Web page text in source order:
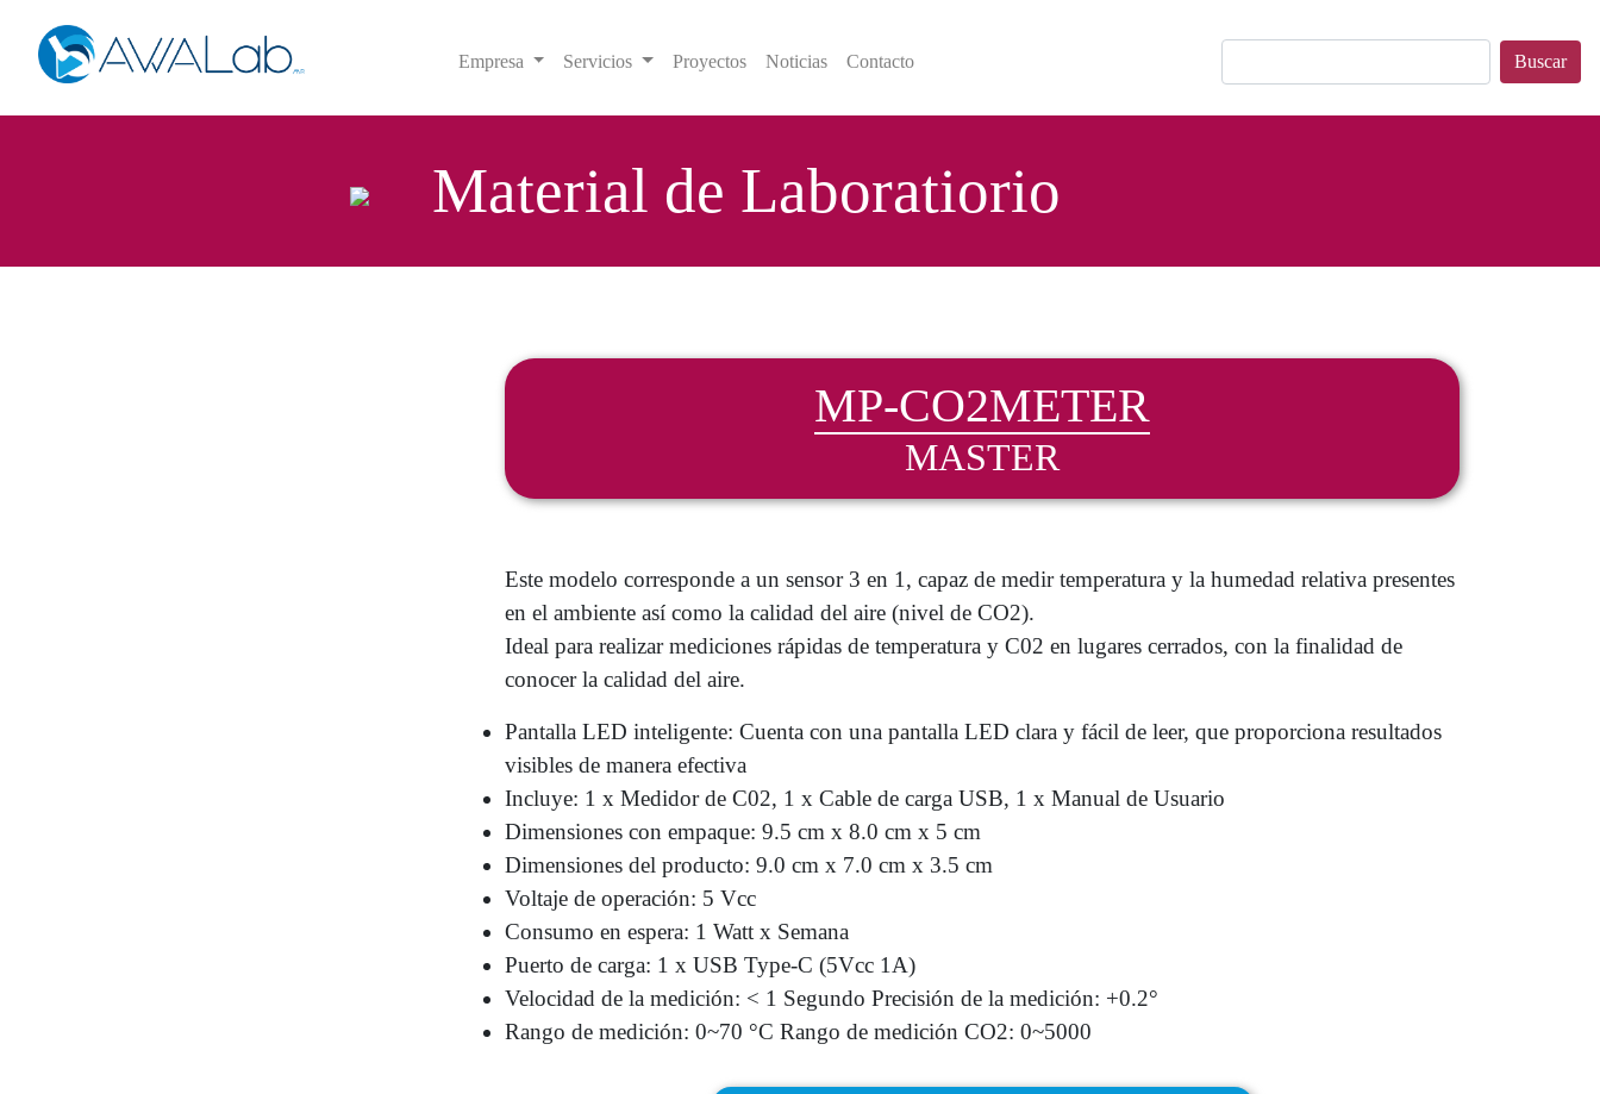
Empresa Servicios Proyectos Noticias Contacto Buscar
Material de Laboratiorio
MP-CO2METER
MASTER
Este modelo corresponde a un sensor 3 en 1, capaz de medir temperatura y la humedad relativa presentes
en el ambiente así como la calidad del aire (nivel de CO2).
Ideal para realizar mediciones rápidas de temperatura y C02 en lugares cerrados, con la finalidad de
conocer la calidad del aire.
Pantalla LED inteligente: Cuenta con una pantalla LED clara y fácil de leer, que proporciona resultados
visibles de manera efectiva
Incluye: 1 x Medidor de C02, 1 x Cable de carga USB, 1 x Manual de Usuario
Dimensiones con empaque: 9.5 cm x 8.0 cm x 5 cm
Dimensiones del producto: 9.0 cm x 7.0 cm x 3.5 cm
Voltaje de operación: 5 Vcc
Consumo en espera: 1 Watt x Semana
Puerto de carga: 1 x USB Type-C (5Vcc 1A)
Velocidad de la medición: < 1 Segundo Precisión de la medición: +0.2°
Rango de medición: 0~70 °C Rango de medición CO2: 0~5000